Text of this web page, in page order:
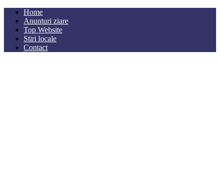
Home
Anunturi ziare
Top Website
Stiri locale
Contact